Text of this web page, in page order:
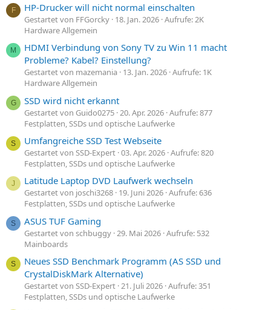
F HP-Drucker will nicht normal einschalten
Gestartet von FFGorcky 18. Jan. 2026 Aufrufe: 2K
Hardware Allgemein
M
HDMI Verbindung von Sony TV zu Win 11 macht
Probleme? Kabel? Einstellung?
Gestartet von mazemania 13. Jan. 2026 Aufrufe: 1K
Hardware Allgemein
G SSD wird nicht erkannt
Gestartet von Guido0275 20. Apr. 2026 Aufrufe: 877
Festplatten, SSDs und optische Laufwerke
S Umfangreiche SSD Test Webseite
Gestartet von SSD-Expert 03. Apr. 2026 Aufrufe: 820
Festplatten, SSDs und optische Laufwerke
J Latitude Laptop DVD Laufwerk wechseln
Gestartet von joschi3268 19. Juni 2026 Aufrufe: 636
Festplatten, SSDs und optische Laufwerke
S ASUS TUF Gaming
Gestartet von schbuggy 29. Mai 2026 Aufrufe: 532
Mainboards
S
Neues SSD Benchmark Programm (AS SSD und
CrystalDiskMark Alternative)
Gestartet von SSD-Expert 21. Juli 2026 Aufrufe: 351
Festplatten, SSDs und optische Laufwerke